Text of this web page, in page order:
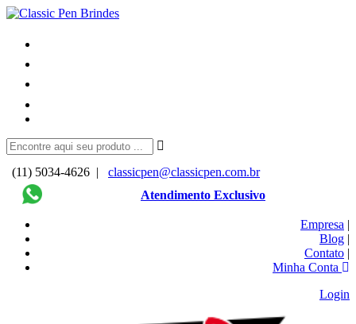
(11) 5034-4626 |
classicpen@classicpen.com.br
Atendimento Exclusivo
Empresa |
Blog |
Contato |
Minha Conta
Login